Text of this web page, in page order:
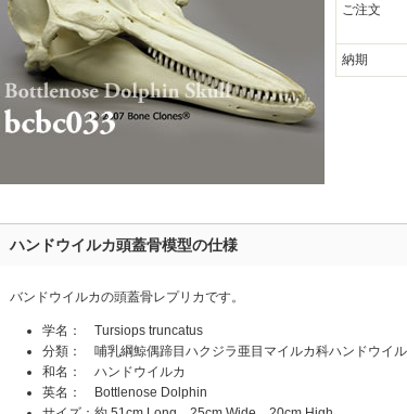
ご注文
納期
ハンドウイルカ頭蓋骨模型の仕様
バンドウイルカの頭蓋骨レプリカです。
学名： Tursiops truncatus
分類： 哺乳綱鯨偶蹄目ハクジラ亜目マイルカ科ハンドウイ
和名： ハンドウイルカ
英名： Bottlenose Dolphin